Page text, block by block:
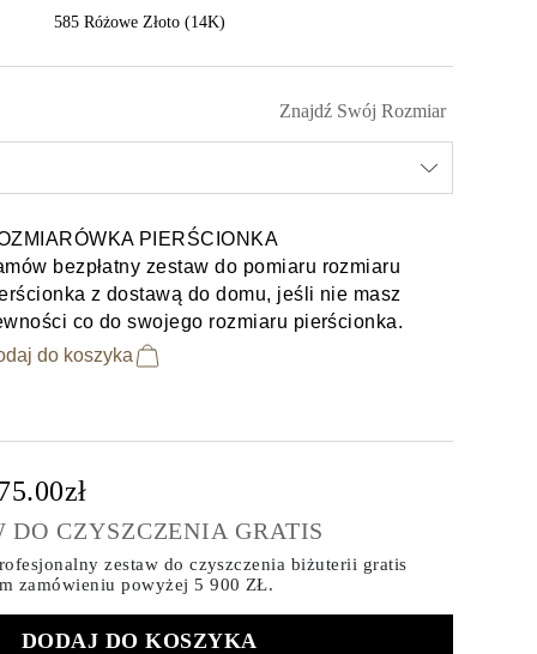
585 Różowe Złoto (14K)
Znajdź Swój Rozmiar
PIERŚCIONKA
bezpłatny zestaw do pomiaru rozmiaru
z dostawą do domu, jeśli nie masz
co do swojego rozmiaru pierścionka.
do koszyka
DO CZYSZCZENIA GRATIS
zestaw do czyszczenia biżuterii gratis
zamówieniupowyżej 5 900 ZŁ.
DODAJ DO KOSZYKA